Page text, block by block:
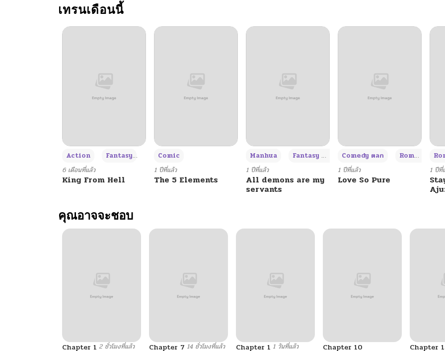
เทรนเดือนนี้
Action Fantasy
6 เดือนที่แล้ว
King From Hell
Comic
1 ปีที่แล้ว
The 5 Elements
Manhua Fantasy แฟนตาซี +3
1 ปีที่แล้ว
All demons are my
servants
Comedy ตลก Romance โรแมนซ์
1 ปีที่แล้ว
Love So Pure
1 ปีที่
คุณอาจจะชอบ
Chapter 1 2 ชั่วโมงที่แล้ว Chapter 7 14 ชั่วโมงที่แล้ว Chapter 1 1 วันที่แล้ว Chapter 10 Chapter